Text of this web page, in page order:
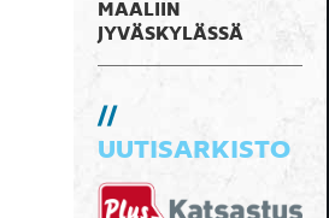
MAALIIN
JYVÄSKYLÄSSÄ
UUTISARKISTO